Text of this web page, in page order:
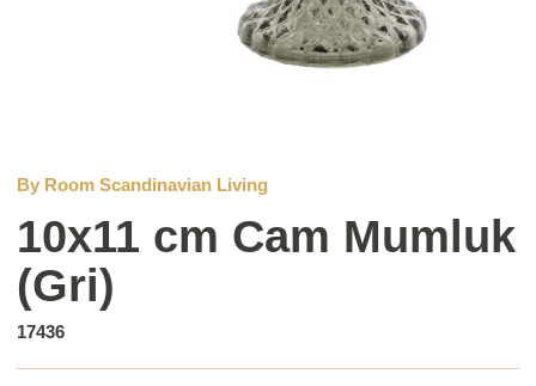
By Room Scandinavian Living
10x11 cm Cam Mumluk
(Gri)
17436